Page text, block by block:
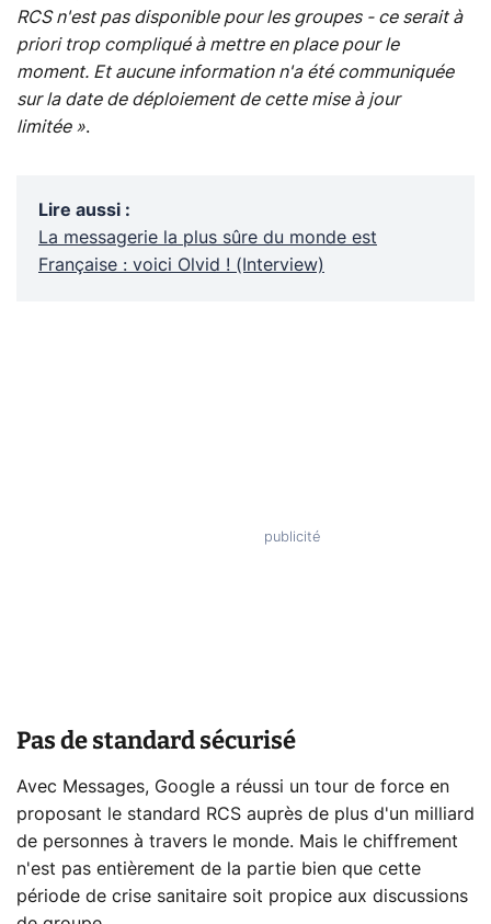
RCS n'est pas disponible pour les groupes - ce serait à
priori trop compliqué à mettre en place pour le
moment. Et aucune information n'a été communiquée
sur la date de déploiement de cette mise à jour
limitée ».
Lire aussi :
La messagerie la plus sûre du monde est
Française : voici Olvid ! (Interview)
Pas de standard sécurisé
Avec Messages, Google a réussi un tour de force en
proposant le standard RCS auprès de plus d'un milliard
de personnes à travers le monde. Mais le chiffrement
n'est pas entièrement de la partie bien que cette
période de crise sanitaire soit propice aux discussions